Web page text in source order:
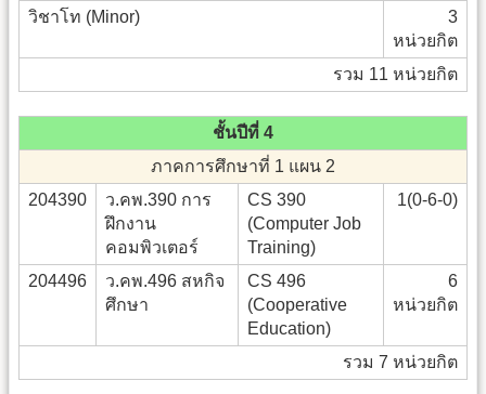
วิชาโท (Minor)
3
หน่วยกิต
รวม 11 หน่วยกิต
ชั้นปีที่ 4
ภาคการศึกษาที่ 1 แผน 2
204390
ว.คพ.390 การ
ฝึกงาน
คอมพิวเตอร์
CS 390
(Computer Job
Training)
1(0-6-0)
204496
ว.คพ.496 สหกิจ
ศึกษา
CS 496
(Cooperative
Education)
6
หน่วยกิต
รวม 7 หน่วยกิต